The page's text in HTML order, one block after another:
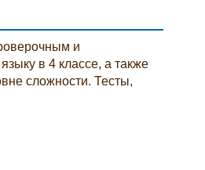
и
в 4 классе, а также
сложности. Тесты,